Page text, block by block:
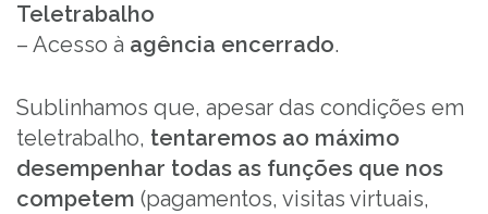
Teletrabalho
– Acesso à agência encerrado.
Sublinhamos que, apesar das condições em
teletrabalho, tentaremos ao máximo
desempenhar todas as funções que nos
competem (pagamentos, visitas virtuais,